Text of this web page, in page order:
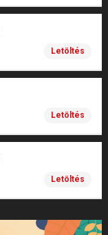
Letöltés
Letöltés
Letöltés